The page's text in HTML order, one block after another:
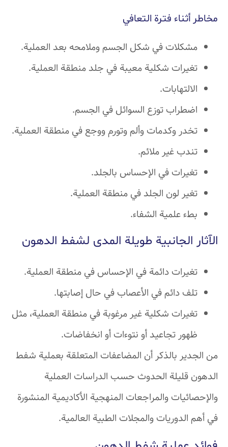
مخاطر أثناء فترة التعافي
مشكلات في شكل الجسم وملامحه بعد العملية.
تغيرات شكلية معيبة في جلد منطقة العملية.
الالتهابات.
اضطراب توزع السوائل في الجسم.
تخدر وكدمات وألم وتورم ووجع في منطقة العملية.
تندب غير ملائم.
تغيرات في الإحساس بالجلد.
تغير لون الجلد في منطقة العملية.
بطء علمية الشفاء.
الآثار الجانبية طويلة المدى لشفط الدهون
تغيرات دائمة في الإحساس في منطقة العملية.
تلف دائم في الأعصاب في حال إصابتها.
تغيرات شكلية غير مرغوبة في منطقة العملية، مثل
ظهور تجاعيد أو نتوءات أو انخفاضات.
من الجدير بالذكر أن المضاعفات المتعلقة بعملية شفط
الدهون قليلة الحدوث حسب الدراسات العملية
والإحصائيات والمراجعات المنهجية الأكاديمية المنشورة
في أهم الدوريات والمجلات الطبية العالمية.